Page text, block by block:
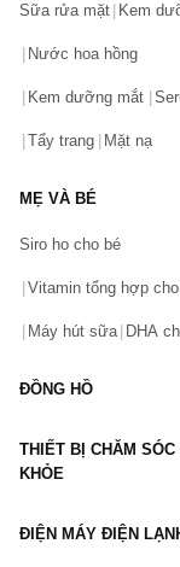
Bạn gặp vấn
Hãy báo lỗi cho
Vấn đề(*)
Sữa rửa mặt Kem
Nước hoa hồng
Kem dưỡng mắt
Tẩy trang Mặt nạ
MẸ VÀ BÉ
Siro ho cho bé
Vitamin tổng hợp
Máy hút sữa DHA
ĐỒNG HỒ
THIẾT BỊ CHĂM SÓC
KHỎE
ĐIỆN MÁY ĐIỆN